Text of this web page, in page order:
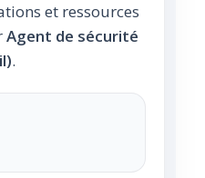
et ressources
Agent de sécurité
.